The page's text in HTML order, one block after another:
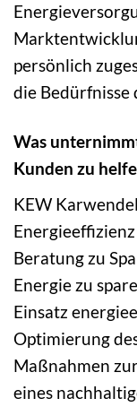
persönlich
die Bedürfnisse
Was
Kunden zu
KEW
Beratung zu
Energie zu
Einsatz
Optimierung
Maßnahmen
eines